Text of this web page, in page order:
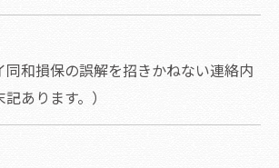
同和損保の誤解を招きかねない連絡内
あります。）